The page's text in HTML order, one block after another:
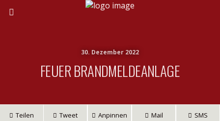
30. Dezember 2022
FEUER BRANDMELDEANLAGE
Teilen Tweet Anpinnen Mail SMS